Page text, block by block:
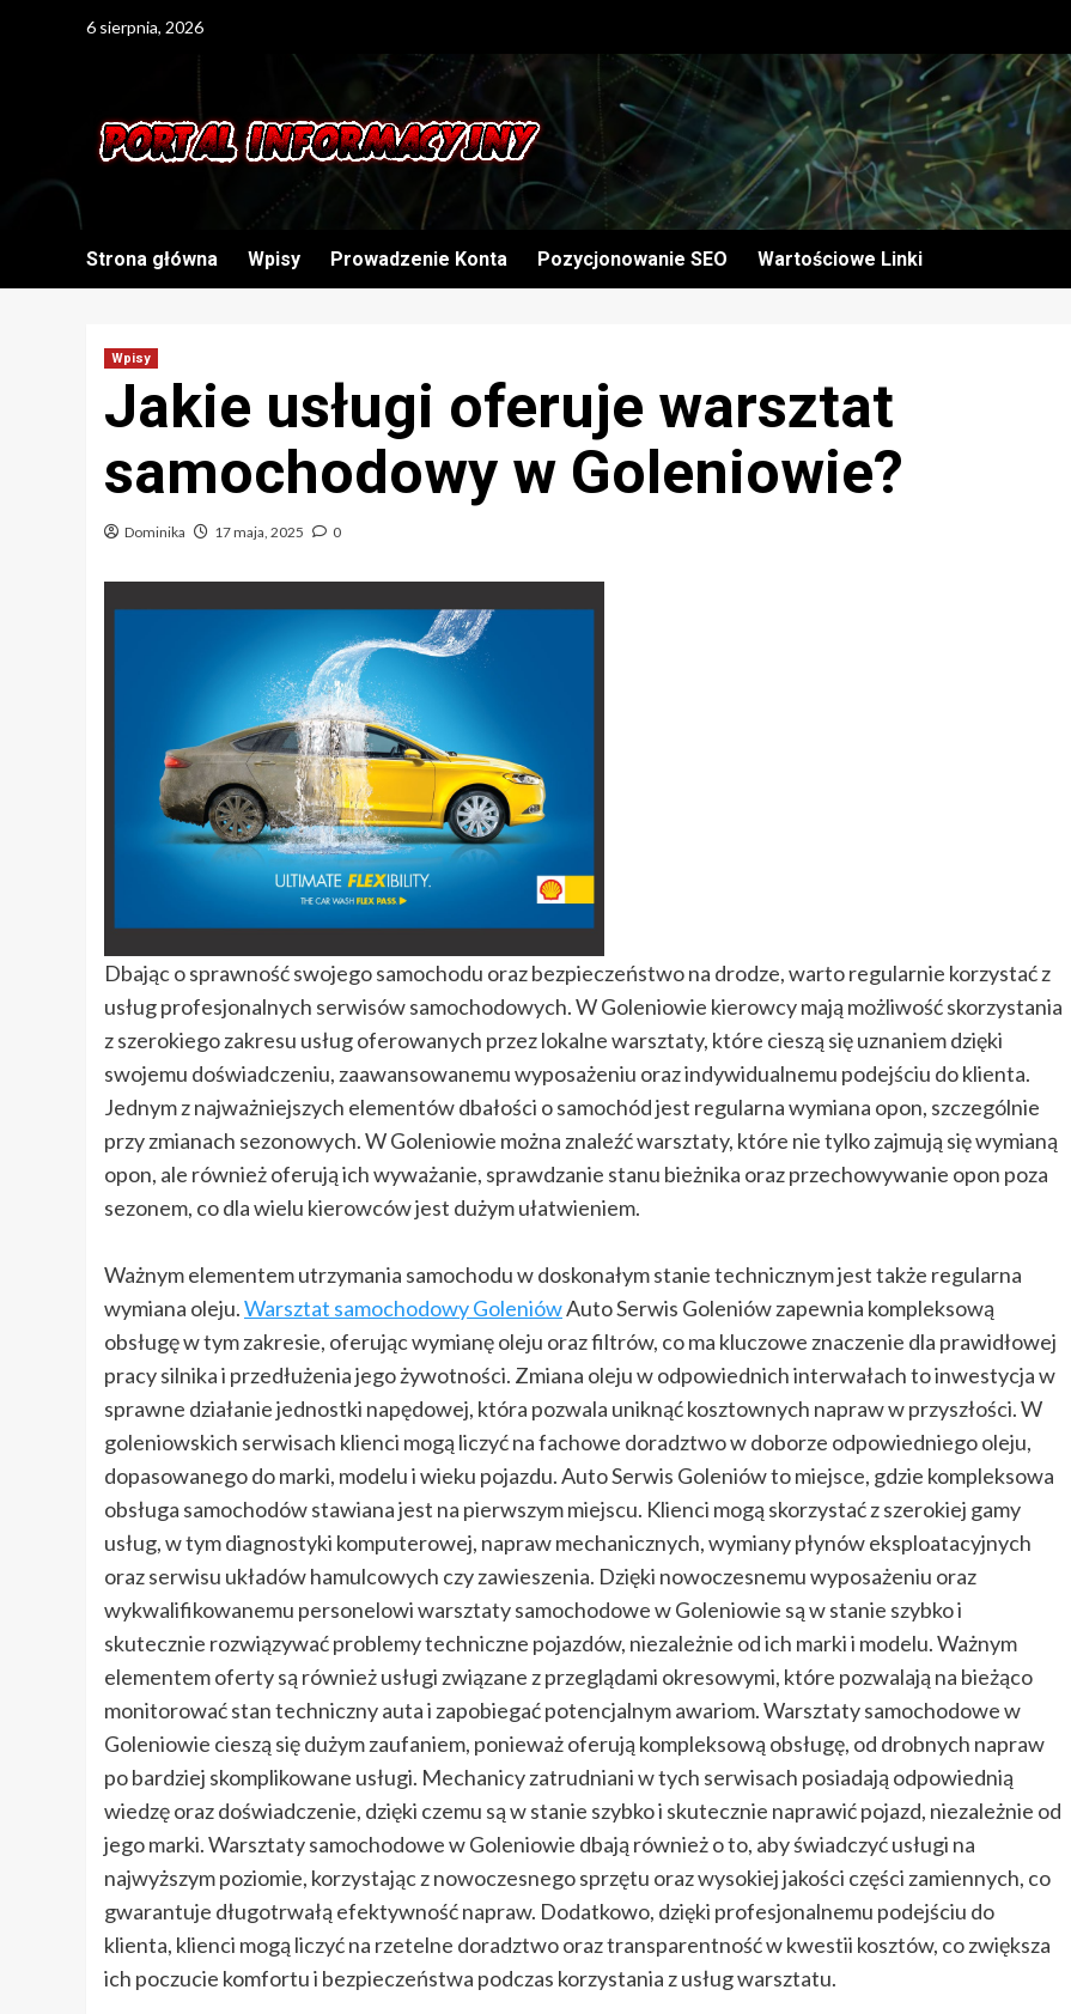
6 sierpnia, 2026
Strona główna Wpisy Prowadzenie Konta Pozycjonowanie SEO Wartościowe Linki
Wpisy
Jakie usługi oferuje warsztat
samochodowy w Goleniowie?
Dominika 17 maja, 2025 0
Dbając o sprawność swojego samochodu oraz bezpieczeństwo na drodze, warto regularnie korzystać z
usług profesjonalnych serwisów samochodowych. W Goleniowie kierowcy mają możliwość skorzystania
z szerokiego zakresu usług oferowanych przez lokalne warsztaty, które cieszą się uznaniem dzięki
swojemu doświadczeniu, zaawansowanemu wyposażeniu oraz indywidualnemu podejściu do klienta.
Jednym z najważniejszych elementów dbałości o samochód jest regularna wymiana opon, szczególnie
przy zmianach sezonowych. W Goleniowie można znaleźć warsztaty, które nie tylko zajmują się wymianą
opon, ale również oferują ich wyważanie, sprawdzanie stanu bieżnika oraz przechowywanie opon poza
sezonem, co dla wielu kierowców jest dużym ułatwieniem.
Ważnym elementem utrzymania samochodu w doskonałym stanie technicznym jest także regularna
wymiana oleju.Warsztat samochodowy GoleniówAuto Serwis Goleniów zapewnia kompleksową
obsługę w tym zakresie, oferując wymianę oleju oraz filtrów, co ma kluczowe znaczenie dla prawidłowej
pracy silnika i przedłużenia jego żywotności. Zmiana oleju w odpowiednich interwałach to inwestycja w
sprawne działanie jednostki napędowej, która pozwala uniknąć kosztownych napraw w przyszłości. W
goleniowskich serwisach klienci mogą liczyć na fachowe doradztwo w doborze odpowiedniego oleju,
dopasowanego do marki, modelu i wieku pojazdu. Auto Serwis Goleniów to miejsce, gdzie kompleksowa
obsługa samochodów stawiana jest na pierwszym miejscu. Klienci mogą skorzystać z szerokiej gamy
usług, w tym diagnostyki komputerowej, napraw mechanicznych, wymiany płynów eksploatacyjnych
oraz serwisu układów hamulcowych czy zawieszenia. Dzięki nowoczesnemu wyposażeniu oraz
wykwalifikowanemu personelowi warsztaty samochodowe w Goleniowie są w stanie szybko i
skutecznie rozwiązywać problemy techniczne pojazdów, niezależnie od ich marki i modelu. Ważnym
elementem oferty są również usługi związane z przeglądami okresowymi, które pozwalają na bieżąco
monitorować stan techniczny auta i zapobiegać potencjalnym awariom. Warsztaty samochodowe w
Goleniowie cieszą się dużym zaufaniem, ponieważ oferują kompleksową obsługę, od drobnych napraw
po bardziej skomplikowane usługi. Mechanicy zatrudniani w tych serwisach posiadają odpowiednią
wiedzę oraz doświadczenie, dzięki czemu są w stanie szybko i skutecznie naprawić pojazd, niezależnie od
jego marki. Warsztaty samochodowe w Goleniowie dbają również o to, aby świadczyć usługi na
najwyższym poziomie, korzystając z nowoczesnego sprzętu oraz wysokiej jakości części zamiennych, co
gwarantuje długotrwałą efektywność napraw. Dodatkowo, dzięki profesjonalnemu podejściu do
klienta, klienci mogą liczyć na rzetelne doradztwo oraz transparentność w kwestii kosztów, co zwiększa
ich poczucie komfortu i bezpieczeństwa podczas korzystania z usług warsztatu.